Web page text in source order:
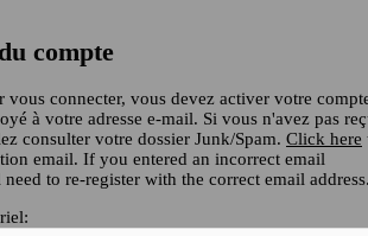
compte
vous connecter, vous devez activer votre
à votre adresse e-mail. Si vous n'avez pas
consulter votre dossier Junk/Spam. Click here
email. If you entered an incorrect email
to re-register with the correct email